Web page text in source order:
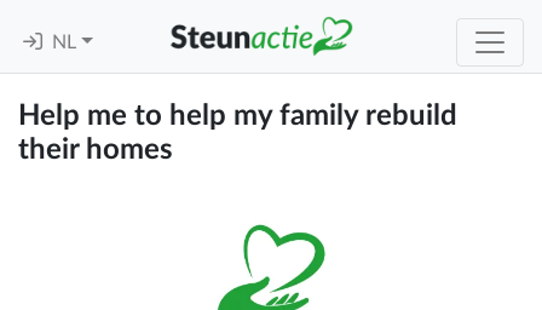
NL
Help me to help my family rebuild
their homes